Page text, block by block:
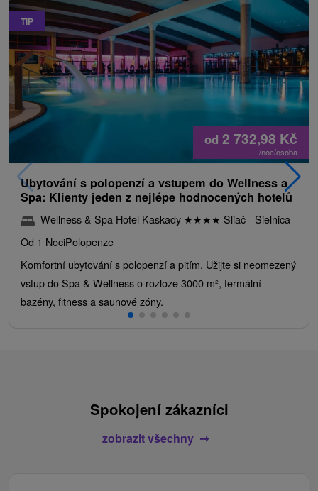
TIP
od 2 732,98 Kč
/noc/osoba
Ubytování s polopenzí a vstupem do Wellness a
Spa: Klienty jeden z nejlépe hodnocených hotelů
Wellness & Spa Hotel Kaskady ★★★★ Sliač - Sielnica
Od 1 NociPolopenze
Komfortní ubytování s polopenzí a pitím. Užijte si neomezený
vstup do Spa & Wellness o rozloze 3000 m², termální
bazény, fitness a saunové zóny.
Spokojení zákazníci
zobrazit všechny